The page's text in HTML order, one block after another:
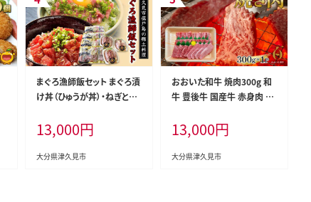
まぐろ漁師飯セット まぐろ漬
け丼（ひゅうが丼）・ねぎとろ
津久見市 国産
13,000円
大分県津久見市
おおいた和牛 焼肉300g 和
牛 豊後牛 国産牛 赤身肉 焼
見市 国産
13,000円
大分県津久見市